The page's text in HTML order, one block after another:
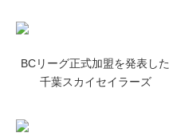
BCリーグ正式加盟を発表した
千葉スカイセイラーズ